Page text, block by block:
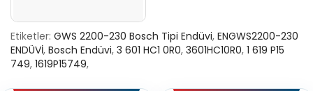
Etiketler: GWS 2200-230 Bosch Tipi Endüvi, ENGWS2200-230
ENDÜVİ, Bosch Endüvi, 3 601 HC1 0R0, 3601HC10R0, 1 619 P15
749, 1619P15749,